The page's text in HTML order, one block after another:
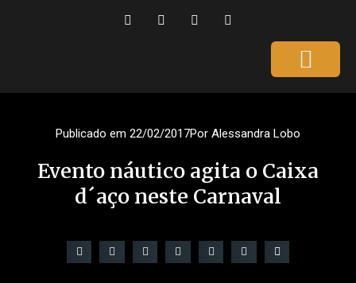
Publicado em 22/02/2017Por Alessandra Lobo
Evento náutico agita o Caixa
d´aço neste Carnaval